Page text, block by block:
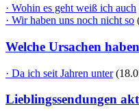
· Wohin es geht weiß ich auch
· Wir haben uns noch nicht so
Welche Ursachen
· Da ich seit Jahren unter
Lieblingssendungen